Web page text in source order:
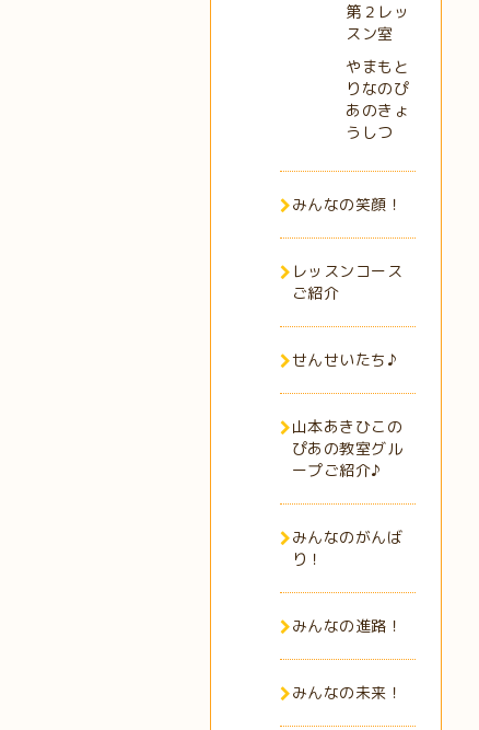
第２レッ
スン室
やまもと
りなのぴ
あのきょ
うしつ
みんなの笑顔！
レッスンコース
ご紹介
せんせいたち♪
山本あきひこの
ぴあの教室グル
ープご紹介♪
みんなのがんば
り！
みんなの進路！
みんなの未来！